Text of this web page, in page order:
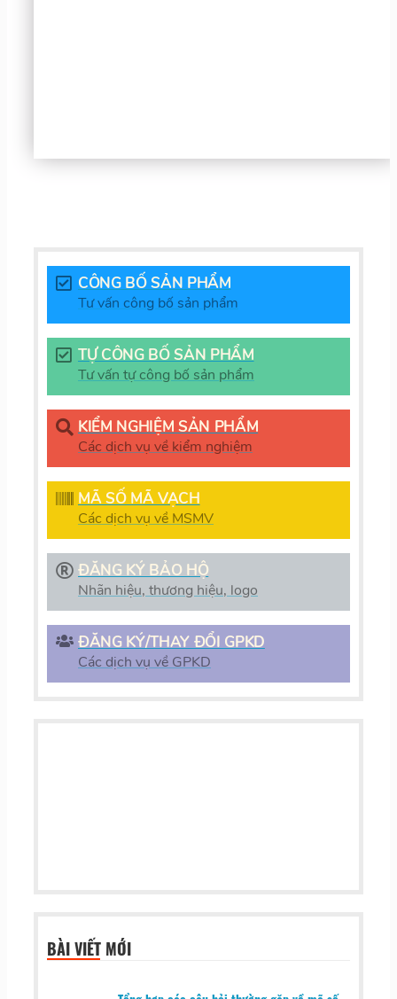
CÔNG BỐ SẢN PHẨM
Tư vấn công bố sản phẩm
TỰ CÔNG BỐ SẢN PHẨM
Tư vấn tự công bố sản phẩm
KIỂM NGHIỆM SẢN PHẨM
Các dịch vụ về kiểm nghiệm
MÃ SỐ MÃ VẠCH
Các dịch vụ về MSMV
ĐĂNG KÝ BẢO HỘ
Nhãn hiệu, thương hiệu, logo
ĐĂNG KÝ/THAY ĐỔI GPKD
Các dịch vụ về GPKD
BÀI VIẾT MỚI